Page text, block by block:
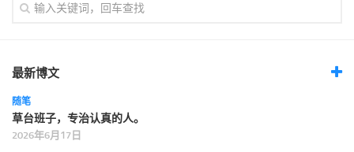
最新博文
随笔
草台班子，专治认真的人。
2026年6月17日